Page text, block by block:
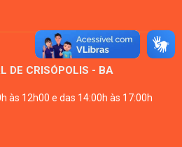
DE CRISÓPOLIS - BA
às 12h00 e das 14:00h às 17:00h